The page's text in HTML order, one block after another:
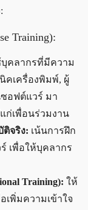
Training):
คลากรที่มีความ
คเครื่องพิมพ์, ผู้
อฟต์แวร์ มา
ก่เพื่อนร่วมงาน
ติจริง: เน้นการฝึก
เพื่อให้บุคลากร
Training): ให้
เพิ่มความเข้าใจ